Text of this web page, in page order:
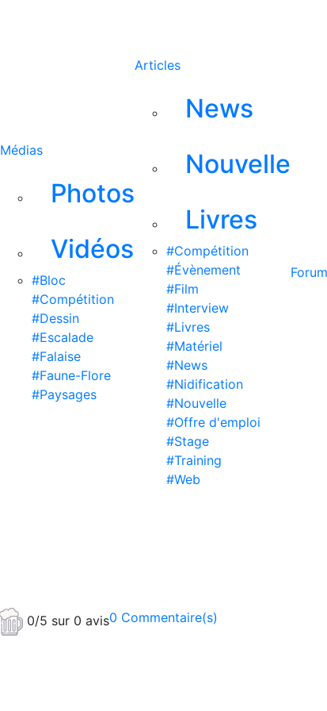
Médias
Photos
Vidéos
#Bloc
#Compétition
#Dessin
#Escalade
#Falaise
#Faune-Flore
#Paysages
Articles
News
Nouvelle
Livres
#Compétition
#Évènement
#Film
#Interview
#Livres
#Matériel
#News
#Nidification
#Nouvelle
#Offre d'emploi
#Stage
#Training
#Web
Forum
0 Commentaire(s)
0/5 sur 0 avis